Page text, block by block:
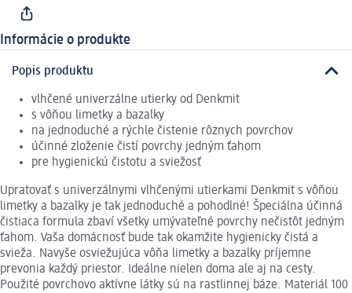
Informácie o produkte
Popis produktu
vlhčené univerzálne utierky od Denkmit
s vôňou limetky a bazalky
na jednoduché a rýchle čistenie rôznych povrchov
účinné zloženie čistí povrchy jedným ťahom
pre hygienickú čistotu a sviežosť
Upratovať s univerzálnymi vlhčenými utierkami Denkmit s vôňou
limetky a bazalky je tak jednoduché a pohodlné! Špeciálna účinná
čistiaca formula zbaví všetky umývateľné povrchy nečistôt jedným
ťahom. Vaša domácnosť bude tak okamžite hygienicky čistá a
svieža. Navyše osviežujúca vôňa limetky a bazalky príjemne
prevonia každý priestor. Ideálne nielen doma ale aj na cesty.
Použité povrchovo aktívne látky sú na rastlinnej báze. Materiál 100